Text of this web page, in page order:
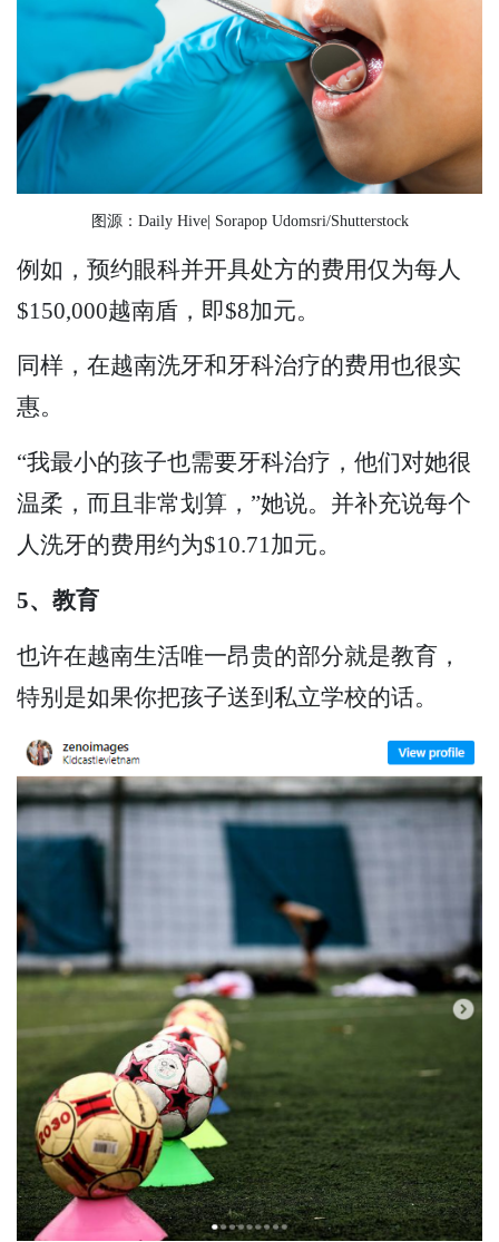
图源：Daily Hive| Sorapop Udomsri/Shutterstock
例如，预约眼科并开具处方的费用仅为每人
$150,000越南盾，即$8加元。
同样，在越南洗牙和牙科治疗的费用也很实
惠。
“我最小的孩子也需要牙科治疗，他们对她很
温柔，而且非常划算，”她说。并补充说每个
人洗牙的费用约为$10.71加元。
5、教育
也许在越南生活唯一昂贵的部分就是教育，
特别是如果你把孩子送到私立学校的话。